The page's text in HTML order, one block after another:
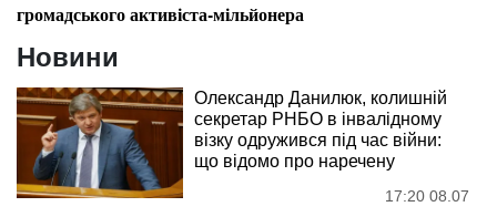
громадського активіста-мільйонера
Новини
Олександр Данилюк, колишній
секретар РНБО в інвалідному
візку одружився під час війни:
що відомо про наречену
17:20 08.07